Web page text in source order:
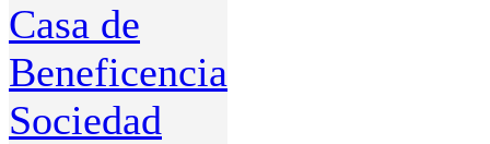
Casa de
Beneficencia
Sociedad